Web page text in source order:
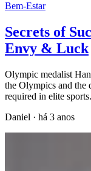
Bem-Estar
Secrets of
Envy & Luck
Olympic medalist
the Olympics and the
required in elite sports.
Daniel · há 3 anos